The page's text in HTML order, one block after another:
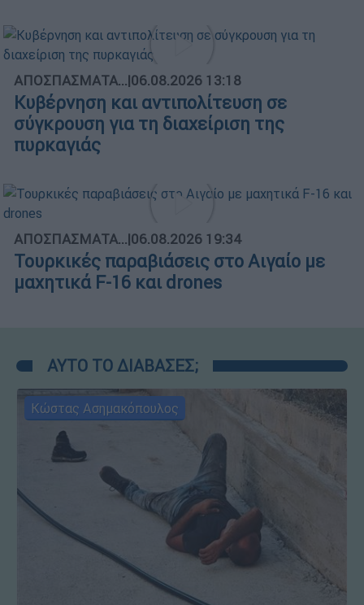
ΑΠΟΣΠΑΣΜΑΤΑ...|06.08.2026 13:18
Κυβέρνηση και αντιπολίτευση σε
σύγκρουση για τη διαχείριση της
πυρκαγιάς
ΑΠΟΣΠΑΣΜΑΤΑ...|06.08.2026 19:34
Τουρκικές παραβιάσεις στο Αιγαίο με
μαχητικά F-16 και drones
ΑΥΤΟ ΤΟ ΔΙΑΒΑΣΕΣ;
Κώστας Ασημακόπουλος